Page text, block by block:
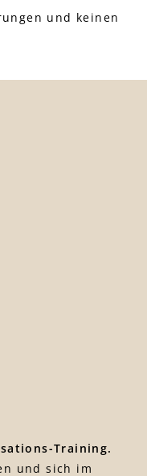
und keinen
Training.
und sich im